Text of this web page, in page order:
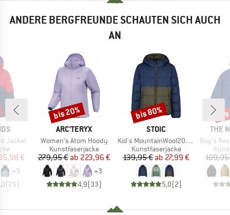
ANDERE BERGFREUNDE SCHAUTEN SICH AUCH
AN
Jacket
Preis
€
+5
(25)
MARKE
ARC'TERYX
Artikel
Women's Atom Hoody
Produktgruppe
Kunstfaserjacke
Preis
279,95 € reduzierter Preis
ab 223,96 €
+3
4,9(33)
Rabatt
bis 20%
MARKE
STOIC
Artikel
Kid's MountainWool200 Strobo Hoody
Produktgruppe
Kunstfaserjacke
Preis
139,95 € reduzierter Preis
ab 27,99 €
5,0(2)
Rabatt
bis 80%
THE
Artikel
Boy's